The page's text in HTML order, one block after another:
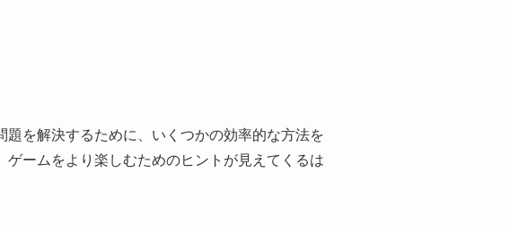
を解決するために、いくつかの効率的な方法を
ームをより楽しむためのヒントが見えてくるは